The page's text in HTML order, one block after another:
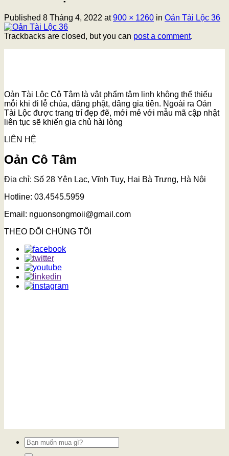
Published 8 Tháng 4, 2022 at900 × 1260 in Oản Tài Lộc 36
Trackbacks are closed, but you can post a comment.
Oản Tài Lộc Cô Tâm là vật phẩm tâm linh không thể thiếu
mỗi khi đi lễ chùa, dâng phật, dâng gia tiên. Ngoài ra Oản
Tài Lộc được trang trí đẹp đẽ, mới mẻ với mẫu mã cập nhật
liên tục sẽ khiến gia chủ hài lòng
LIÊN HỆ
Oản Cô Tâm
Địa chỉ: Số 28 Yên Lạc, Vĩnh Tuy, Hai Bà Trưng, Hà Nội
Hotline: 03.4545.5959
Email: nguonsongmoii@gmail.com
THEO DÕI CHÚNG TÔI
Tìm
kiếm: